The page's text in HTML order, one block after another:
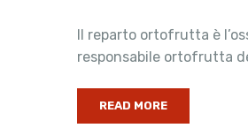
Il reparto ortofrutta è
responsabile ortofrutta
READ MORE